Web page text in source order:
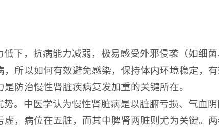
下，抗病能力减弱，极易感受外邪侵袭（如细
所以如何有效避免感染，保持体内环境稳定，
防治慢性肾脏疾病复发加重的关键所在。
。中医学认为慢性肾脏病是以脏腑亏损、气血
，病位在五脏，而其中脾肾两脏则尤为关键。